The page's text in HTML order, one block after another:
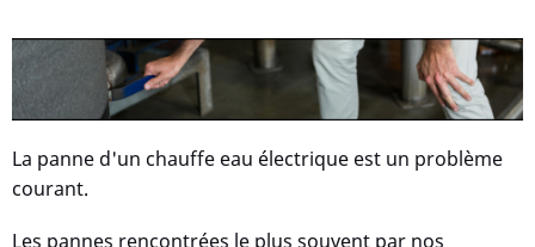
La panne d'un chauffe eau électrique est un problème
courant.
Les pannes rencontrées le plus souvent par nos